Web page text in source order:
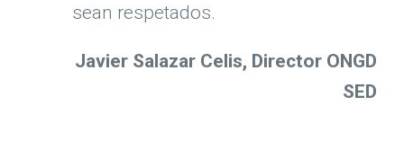
sean respetados.
Javier Salazar Celis, Director ONGD
SED